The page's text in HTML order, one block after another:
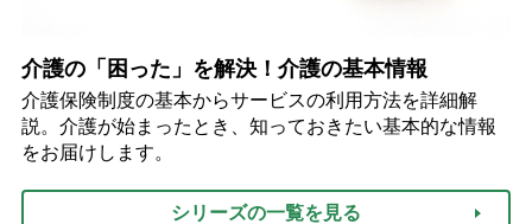
介護の「困った」を解決！介護の基本情報
介護保険制度の基本からサービスの利用方法を詳細解
説。介護が始まったとき、知っておきたい基本的な情報
をお届けします。
シリーズの一覧を見る